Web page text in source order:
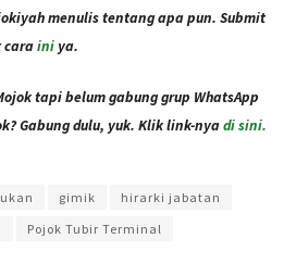
menulis tentang apa pun. Submit
caraini ya.
tapi belum gabung grup WhatsApp
Gabung dulu, yuk. Klik link-nyadi sini.
gimik
hirarki jabatan
Pojok Tubir Terminal